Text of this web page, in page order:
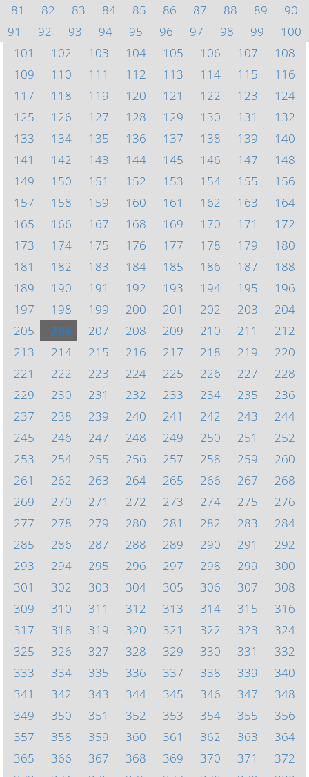
81
82 83 84 85 86 87 88 89
90
91
92 93 94 95 96 97 98 99
100
101
102 103 104 105 106 107
108
109
110 111 112 113 114 115
116
117
118 119 120 121 122 123
124
125
126 127 128 129 130 131
132
133
134 135 136 137 138 139
140
141
142 143 144 145 146 147
148
149
150 151 152 153 154 155
156
157
158 159 160 161 162 163
164
165
166 167 168 169 170 171
172
173
174 175 176 177 178 179
180
181
182 183 184 185 186 187
188
189
190 191 192 193 194 195
196
197
198 199 200 201 202 203
204
205
206 207 208 209 210 211
212
213
214 215 216 217 218 219
220
221
222 223 224 225 226 227
228
229
230 231 232 233 234 235
236
237
238 239 240 241 242 243
244
245
246 247 248 249 250 251
252
253
254 255 256 257 258 259
260
261
262 263 264 265 266 267
268
269
270 271 272 273 274 275
276
277
278 279 280 281 282 283
284
285
286 287 288 289 290 291
292
293
294 295 296 297 298 299
300
301
302 303 304 305 306 307
308
309
310 311 312 313 314 315
316
317
318 319 320 321 322 323
324
325
326 327 328 329 330 331
332
333
334 335 336 337 338 339
340
341
342 343 344 345 346 347
348
349
350 351 352 353 354 355
356
357
358 359 360 361 362 363
364
365
366 367 368 369 370 371
372